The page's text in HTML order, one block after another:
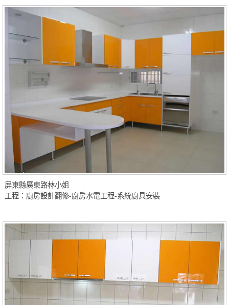
屏東縣廣東路林小姐
工程：廚房設計翻修-廚房水電工程-系統廚具安裝